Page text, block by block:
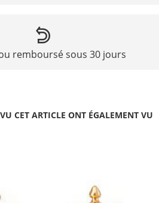
remboursé sous 30 jours
CET ARTICLE ONT ÉGALEMENT VU